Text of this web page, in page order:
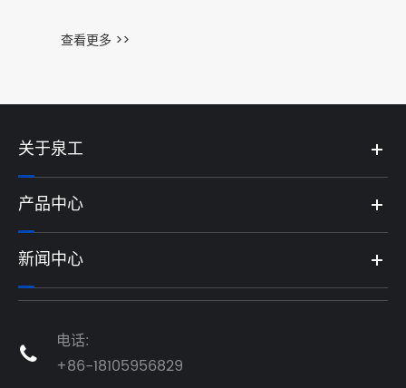
查看更多 >>
关于泉工
产品中心
新闻中心

电话:
+86-18105956829